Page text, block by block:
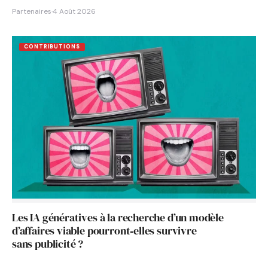
Partenaires·4 Août 2026
CONTRIBUTIONS
Les IA génératives à la recherche d’un modèle
d’affaires viable pourront‑elles survivre
sans publicité ?